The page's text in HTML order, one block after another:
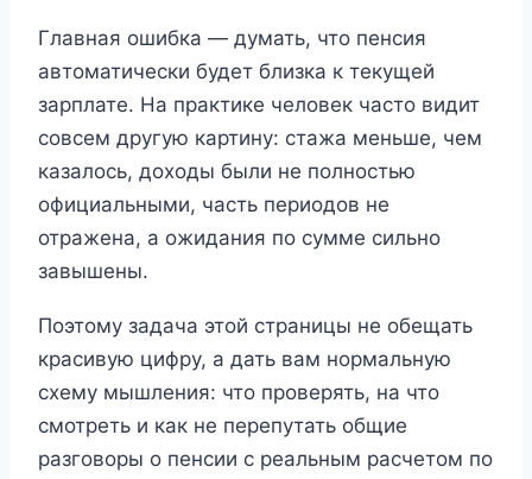
Главная ошибка — думать, что пенсия
автоматически будет близка к текущей
зарплате. На практике человек часто видит
совсем другую картину: стажа меньше, чем
казалось, доходы были не полностью
официальными, часть периодов не
отражена, а ожидания по сумме сильно
завышены.
Поэтому задача этой страницы не обещать
красивую цифру, а дать вам нормальную
схему мышления: что проверять, на что
смотреть и как не перепутать общие
разговоры о пенсии с реальным расчетом по